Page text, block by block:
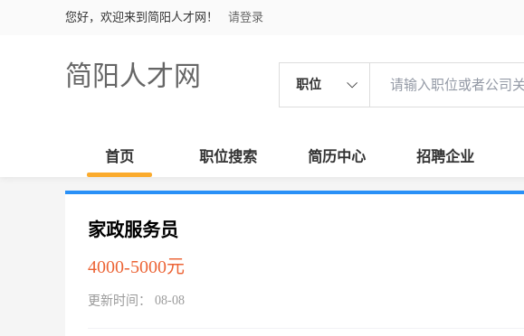
您好，欢迎来到简阳人才网！ 请登录
简阳人才网 职位
首页 职位搜索 简历中心 招聘企业
家政服务员
4000-5000元
更新时间： 08-08